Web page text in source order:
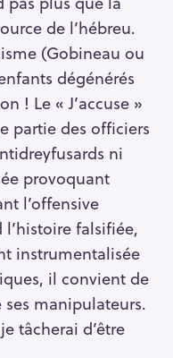
de l’hébreu.
(Gobineau ou
dégénérés
! Le « J’accuse »
partie des officiers
ni
provoquant
l’offensive
l’histoire falsifiée,
instrumentalisée
il convient de
manipulateurs.
tâcherai d’être